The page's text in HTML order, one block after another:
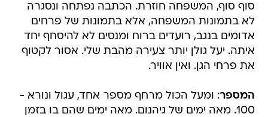
סוף סוף, המשפחה חוזרת. הכתבה נפתחה ונסגרה
לא בתמונות המשפחה, אלא בתמונות של פרחים
אדומים בנגב, רועדים ברוח ומנסים לא להיסחף יחד
איתה. יעל גולן יותר צעירה מהבת שלי. אסור לקטוף
את פרחי הגן. ואין אוויר.
המספר: ומעל הכול מרחף מספר אחד, עגול ונורא -
100. מאה ימים של גיהנום. מאה ימים שהם בו בזמן